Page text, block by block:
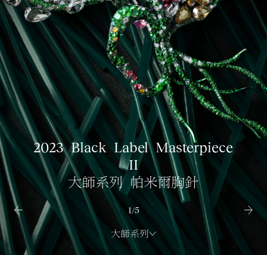
2023 Black Label Masterpiece
II
大師系列 帕米爾胸針
2023 Black Label Masterpiece
X
XI
2023 Black Label Masterpiece
VI
2023 Black Label Masterpiece
III
2023 Black Label Masterpiece
大師系列
1/5